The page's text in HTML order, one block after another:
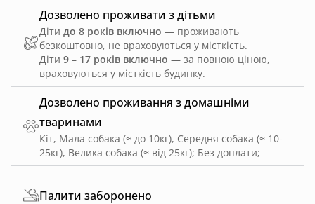
Дозволено проживання з домашніми
тваринами
Кіт, Мала собака (≈ до 10кг), Середня собака (≈ 10-
25кг), Велика собака (≈ від 25кг); Без доплати;
Дозволено проживати з дітьми
Діти до 8 років включно — проживають
безкоштовно, не враховуються у місткість.
Діти 9 – 17 років включно — за повною ціною,
враховуються у місткість будинку.
Палити заборонено